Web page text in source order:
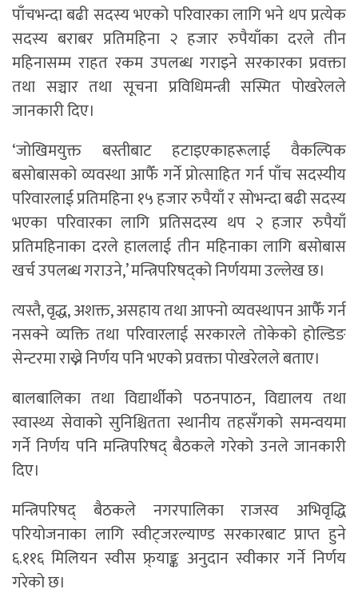
पाँचभन्दा बढी सदस्य भएको परिवारका लागि भने थप प्रत्येक
सदस्य बराबर प्रतिमहिना २ हजार रुपैयाँका दरले तीन
महिनासम्म राहत रकम उपलब्ध गराइने सरकारका प्रवक्ता
तथा सञ्चार तथा सूचना प्रविधिमन्त्री सस्मित पोखरेलले
जानकारी दिए।
‘जोखिमयुक्त बस्तीबाट हटाइएकाहरूलाई वैकल्पिक
बसोबासको व्यवस्था आफैँ गर्ने प्रोत्साहित गर्न पाँच सदस्यीय
परिवारलाई प्रतिमहिना १५ हजार रुपैयाँ र सोभन्दा बढी सदस्य
भएका परिवारका लागि प्रतिसदस्य थप २ हजार रुपैयाँ
प्रतिमहिनाका दरले हाललाई तीन महिनाका लागि बसोबास
खर्च उपलब्ध गराउने,’ मन्त्रिपरिषद्को निर्णयमा उल्लेख छ।
त्यस्तै, वृद्ध, अशक्त, असहाय तथा आफ्नो व्यवस्थापन आफैँ गर्न
नसक्ने व्यक्ति तथा परिवारलाई सरकारले तोकेको होल्डिङ
सेन्टरमा राख्ने निर्णय पनि भएको प्रवक्ता पोखरेलले बताए।
बालबालिका तथा विद्यार्थीको पठनपाठन, विद्यालय तथा
स्वास्थ्य सेवाको सुनिश्चितता स्थानीय तहसँगको समन्वयमा
गर्ने निर्णय पनि मन्त्रिपरिषद् बैठकले गरेको उनले जानकारी
दिए।
मन्त्रिपरिषद् बैठकले नगरपालिका राजस्व अभिवृद्धि
परियोजनाका लागि स्वीट्जरल्याण्ड सरकारबाट प्राप्त हुने
६.११६ मिलियन स्वीस फ्र्याङ्क अनुदान स्वीकार गर्ने निर्णय
गरेको छ।